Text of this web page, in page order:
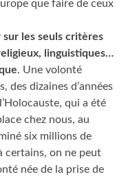
que faire de ceux
sur les seuls critères
linguistiques…
. Une volonté
des dizaines d’années
qui a été
chez nous, au
six millions de
certains, on ne peut
née de la prise de